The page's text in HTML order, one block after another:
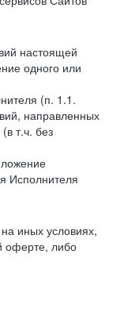
настоящей
одного или
(п. 1.1.
направленных
т.ч. без
Исполнителя
иных условиях,
оферте, либо